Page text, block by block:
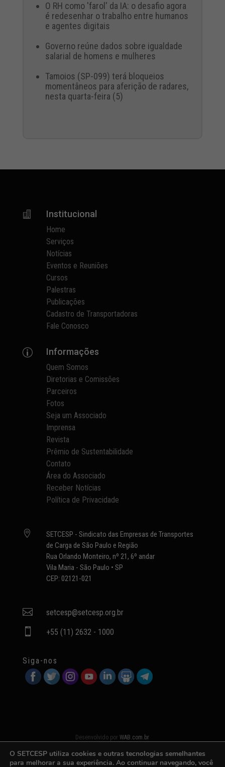
O RH como 'farol' da IA: o desafio agora
é redesenhar o trabalho entre humanos
e agentes digitais
Governo reúne dados sobre igualdade
salarial de homens e mulheres
Tamoios (SP-099) terá bloqueios
momentâneos para aferição de radares,
nesta quarta-feira (5)
 Institucional
Home
Serviços
Notícias
Eventos e Reuniões
Cursos
Palestras
Publicações
Cadastro de Transportadoras
Fale Conosco
p Informações
Quem Somos
Diretorias e Comissões
Parceiros
Fotos
Seja um Associado
Imprensa
Revista
Prêmio de Sustentabilidade
Contato
Área do Associado
Receber Notícias
Política de Privacidade

SETCESP - Sindicato das Empresas de Transportes
de Carga de São Paulo e Região
Rua Orlando Monteiro, nº 21, 6º andar
Vila Maria - São Paulo • SP
CEP: 02121-021
 setcesp@setcesp.org.br
 +55 (11) 2632 - 1000
Siga-nos
Desenvolvido porWAB.com.br
O SETCESP utiliza cookies e outras tecnologias semelhantes
para melhorar a sua experiência. Ao continuar navegando, você